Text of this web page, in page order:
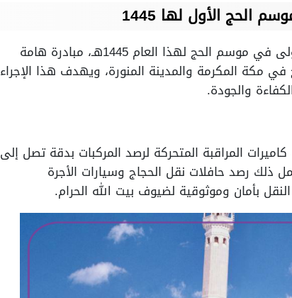
الأول لها 1445
تعتبر سيارة الرصد الآلي التي قدمتها الهيئة العامة للنقل للمرة الأولى في موسم الحج لهذا العام 1445هـ، مبادرة هامة
مكة المكرمة والمدينة المنورة، ويهدف هذا الإجراء
والجودة.
المراقبة المتحركة لرصد المركبات بدقة تصل إلى
ذلك رصد حافلات نقل الحجاج وسيارات الأجرة
بأمان وموثوقية لضيوف بيت الله الحرام.